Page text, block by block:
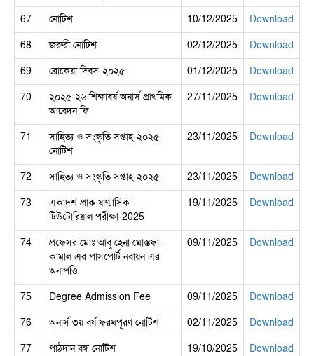
67 নোটিশ 10/12/2025
Download
68
জরুরী নোটিশ 02/12/2025
Download
69
রোকেয়া দিবস-২০২৫ 01/12/2025
Download
70
২০২৫-২৬ শিক্ষাবর্ষ অনার্স প্রাথমিক
আবেদন ফি
27/11/2025 Download
71
সাহিত্য ও সংস্কৃতি সপ্তাহ-২০২৫
নোটিশ
23/11/2025 Download
72 সাহিত্য ও সংস্কৃতি সপ্তাহ-২০২৫ 23/11/2025
Download
73
একাদশ প্রাক ষাণ্মাসিক
টিউটোরিয়াল পরীক্ষা-2025
19/11/2025 Download
74
প্রফেসর মোঃ আবু হেনা মোস্তফা
কামাল এর পাসপোর্ট নবায়ন এর
অনাপত্তি
09/11/2025 Download
75 Degree Admission Fee 09/11/2025
Download
76
অনার্স ৩য় বর্ষ ফরমপূরণ নোটিশ 02/11/2025
Download
77
পাঠদান বন্ধ নোটিশ 19/10/2025
Download